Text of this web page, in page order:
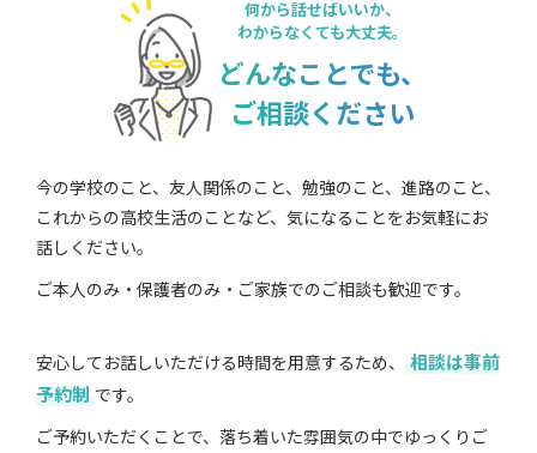
何から話せばいいか、
わからなくても大丈夫。
どんなことでも、
ご相談ください
今の学校のこと、友人関係のこと、勉強のこと、進路のこと、
これからの高校生活のことなど、気になることをお気軽にお
話しください。
ご本人のみ・保護者のみ・ご家族でのご相談も歓迎です。
安心してお話しいただける時間を用意するため、
相談は事前
予約制 です。
ご予約いただくことで、落ち着いた雰囲気の中でゆっくりご